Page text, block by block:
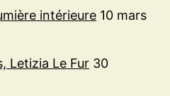
intérieure 10 mars
Letizia Le Fur 30